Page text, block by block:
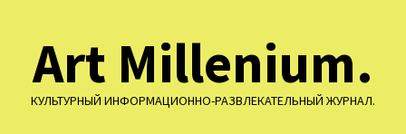
содержимому
Art Millenium.
КУЛЬТУРНЫЙ ИНФОРМАЦИОННО-РАЗВЛЕКАТЕЛЬНЫЙ ЖУРНАЛ.